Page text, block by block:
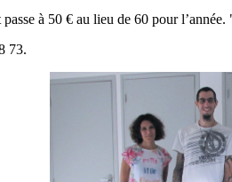
à 50 € au lieu de 60 pour
73.